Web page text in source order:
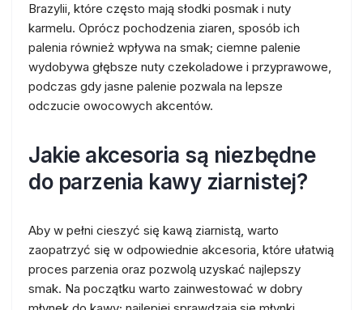
Brazylii, które często mają słodki posmak i nuty
karmelu. Oprócz pochodzenia ziaren, sposób ich
palenia również wpływa na smak; ciemne palenie
wydobywa głębsze nuty czekoladowe i przyprawowe,
podczas gdy jasne palenie pozwala na lepsze
odczucie owocowych akcentów.
Jakie akcesoria są niezbędne
do parzenia kawy ziarnistej?
Aby w pełni cieszyć się kawą ziarnistą, warto
zaopatrzyć się w odpowiednie akcesoria, które ułatwią
proces parzenia oraz pozwolą uzyskać najlepszy
smak. Na początku warto zainwestować w dobry